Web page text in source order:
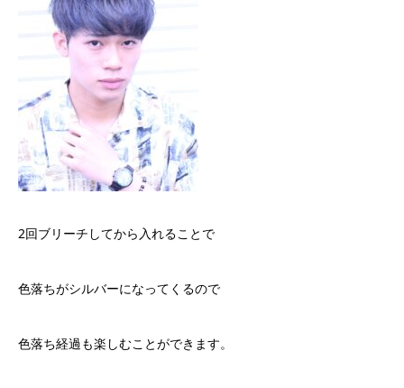
2回ブリーチしてから入れることで
色落ちがシルバーになってくるので
色落ち経過も楽しむことができます。